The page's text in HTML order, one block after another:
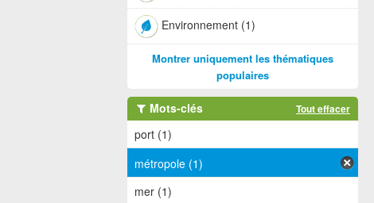
Environnement (1)
Montrer uniquement les thématiques
populaires
Mots-clés Tout effacer
port (1)
métropole (1)
mer (1)